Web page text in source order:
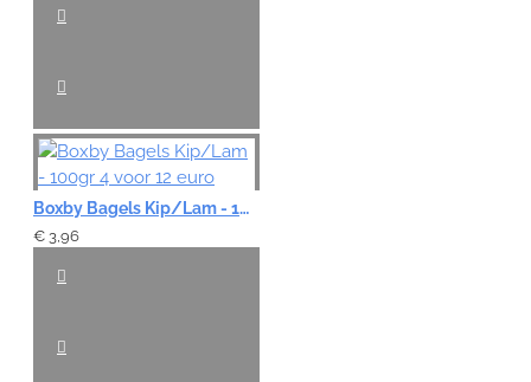
Boxby Bagels Kip/Lam - 100gr 4 voor 12 euro
€ 3,96